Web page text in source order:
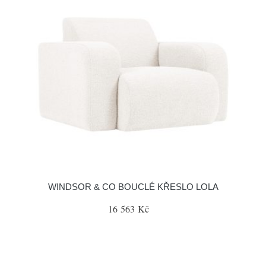
WINDSOR & CO BOUCLÉ KŘESLO LOLA
16 563 Kč